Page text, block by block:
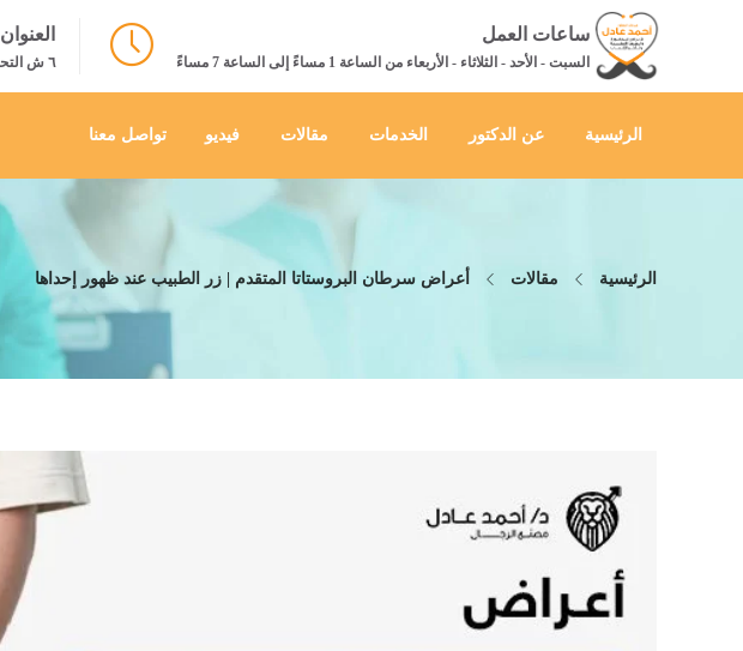
العنوان
٦ ش التحرير - امام محطة البحوث - الدقي
ساعات العمل
السبت - الأحد - الثلاثاء - الأربعاء من الساعة 1 مساءً إلى الساعة 7 مساءً
الرئيسية عن الدكتور الخدمات مقالات فيديو تواصل معنا
الرئيسية مقالات أعراض سرطان البروستاتا المتقدم | زر الطبيب عند ظهور إحداها